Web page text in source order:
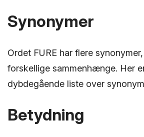
Synonymer
Ordet FURE har flere
forskellige sammenhænge. Her
dybdegående liste over
Betydning